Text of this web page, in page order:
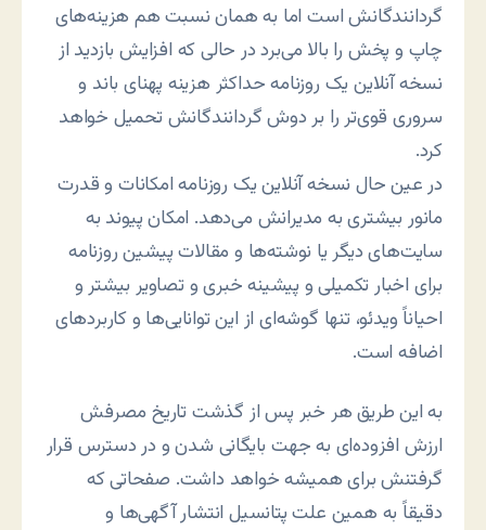
گردانندگانش است اما به‌‌ همان نسبت هم هزینه‌های
چاپ و پخش را بالا می‌برد در حالی که افزایش بازدید از
نسخه آنلاین یک روزنامه حداکثر هزینه پهنای باند و
سروری قوی‌تر را بر دوش گردانندگانش تحمیل خواهد
کرد.
در عین حال نسخه آنلاین یک روزنامه امکانات و قدرت
مانور بیشتری به مدیرانش می‌دهد. امکان پیوند به
سایت‌های دیگر یا نوشته‌ها و مقالات پیشین روزنامه
برای اخبار تکمیلی و پیشینه خبری و تصاویر بیشتر و
احیاناً ویدئو، تنها گوشه‌ای از این توانایی‌ها و کاربردهای
اضافه است.
به این طریق هر خبر پس از گذشت تاریخ مصرفش
ارزش افزوده‌ای به جهت بایگانی شدن و در دسترس قرار
گرفتنش برای همیشه خواهد داشت. صفحاتی که
دقیقاً به همین علت پتانسیل انتشار آگهی‌ها و